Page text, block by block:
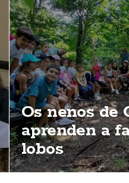
Os nenos de
aprenden a
lobos